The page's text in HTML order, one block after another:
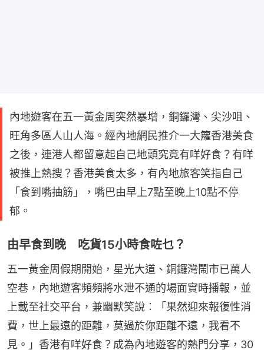
內地遊客在五一黃金周突然暴增，銅鑼灣、尖沙咀、
旺角多區人山人海。經內地網民推介一大籮香港美食
之後，連港人都留意起自己地頭究竟有咩好食？有咩
被推上熱搜？香港美食太多，有內地旅客笑指自己
「食到嘴抽筋」，嘴巴由早上7點至晚上10點不停
郁。
由早食到晚 吃貨15小時食咗乜？
五一黃金周假期開始，星光大道、銅鑼灣鬧市已萬人
空巷，內地遊客頻頻將水泄不通的場面實時播報，並
上載至社交平台，兼幽默笑說︰「果然迎來報復性消
費，世上最遠的距離，莫過於你距離不遠，我看不
見。」香港有咩好食？成為內地遊客的熱門分享，30